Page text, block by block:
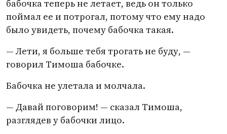
бабочка теперь не летает, ведь он только
поймал ее и потрогал, потому что ему надо
было увидеть, почему бабочка такая.
— Лети, я больше тебя трогать не буду, —
говорил Тимоша бабочке.
Бабочка не улетала и молчала.
— Давай поговорим! — сказал Тимоша,
разглядев у бабочки лицо.